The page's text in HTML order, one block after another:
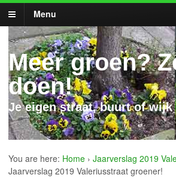
Menu
Meer groen?
doen!
Je eigen straat, buurt of wijk
You are here: Home › Jaarverslag 2019
Jaarverslag 2019 Valeriusstraat groener!